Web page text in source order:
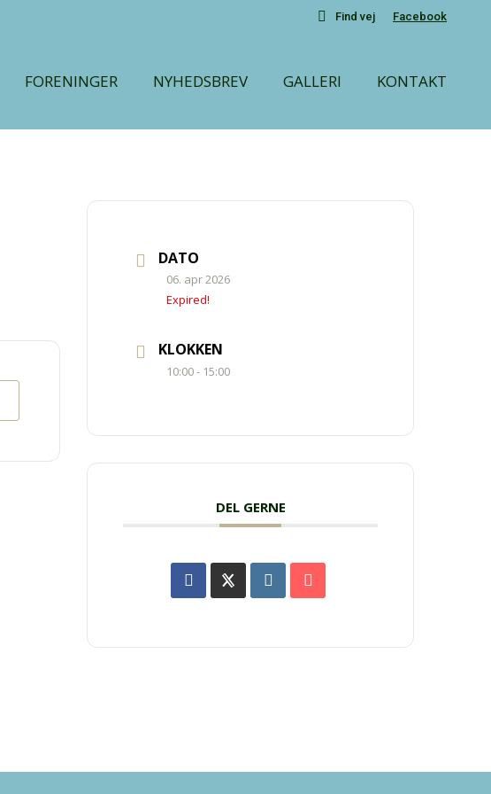
Find vej Facebook
FORENINGER NYHEDSBREV GALLERI KONTAKT
DATO
06. apr 2026
Expired!
KLOKKEN
10:00 - 15:00
DEL GERNE